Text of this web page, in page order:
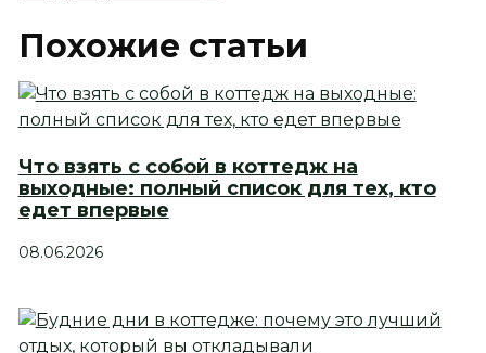
Похожие статьи
Что взять с собой в коттедж на
выходные: полный список для тех, кто
едет впервые
08.06.2026